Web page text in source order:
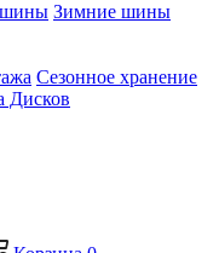
шины Зимние шины
Сезонное хранение
Дисков